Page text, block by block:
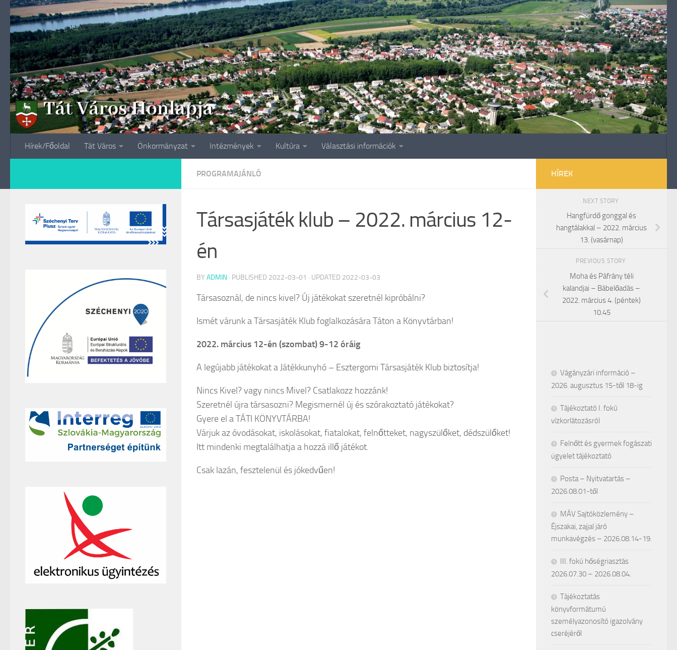
Skip to content
Hírek/Főoldal Tát Város Önkormányzat Intézmények Kultúra Választási információk
PROGRAMAJÁNLÓ
Társasjáték klub – 2022. március 12-
én
BY ADMIN · PUBLISHED 2022-03-01 · UPDATED 2022-03-03
Társasoznál, de nincs kivel? Új játékokat szeretnél kipróbálni?
Ismét várunk a Társasjáték Klub foglalkozására Táton a Könyvtárban!
2022. március 12-én (szombat) 9-12 óráig
A legújabb játékokat a Játékkunyhó – Esztergomi Társasjáték Klub biztosítja!
Nincs Kivel? vagy nincs Mivel? Csatlakozz hozzánk!
Szeretnél újra társasozni? Megismernél új és szórakoztató játékokat?
Gyere el a TÁTI KÖNYVTÁRBA!
Várjuk az óvodásokat, iskolásokat, fiatalokat, felnőtteket, nagyszülőket, dédszülőket!
Itt mindenki megtalálhatja a hozzá illő játékot.
Csak lazán, fesztelenül és jókedvűen!
HÍREK
NEXT STORY
Hangfürdő gonggal és
hangtálakkal – 2022. március
13. (vasárnap)
PREVIOUS STORY
Moha és Páfrány téli
kalandjai – Bábelőadás –
2022. március 4. (péntek)
10.45
Vágányzári információ –
2026. augusztus 15-től 18-ig
Tájékoztató I. fokú
vízkorlátozásról
Felnőtt és gyermek fogászati
ügyelet tájékoztató
Posta – Nyitvatartás –
2026.08.01-től
MÁV Sajtóközlemény –
Éjszakai, zajjal járó
munkavégzés – 2026.08.14-19.
III. fokú hőségriasztás
2026.07.30 – 2026.08.04.
Tájékoztatás
könyvformátumú
személyazonosító igazolvány
cseréjéről